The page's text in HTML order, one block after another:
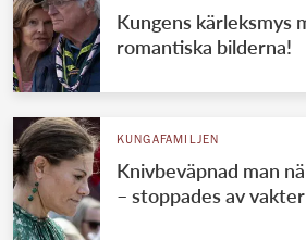
Kungens kärleksmys
romantiska bilderna!
KUNGAFAMILJEN
Knivbeväpnad man
– stoppades av vakter